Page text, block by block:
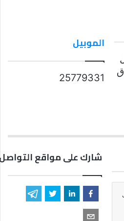
الموبيل
25779331
شارك على مواقع